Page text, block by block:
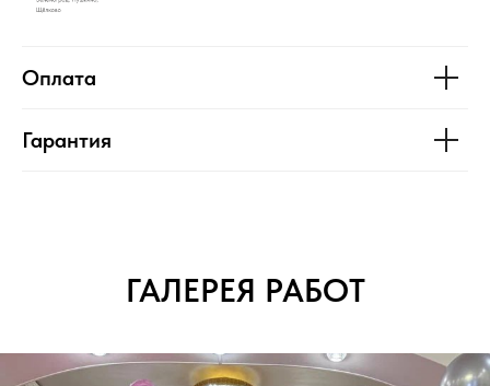
Оплата
Гарантия
ГАЛЕРЕЯ РАБОТ